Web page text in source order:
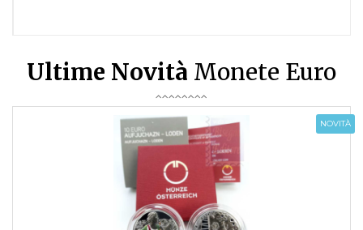
Ultime Novità Monete Euro
NOVITÀ